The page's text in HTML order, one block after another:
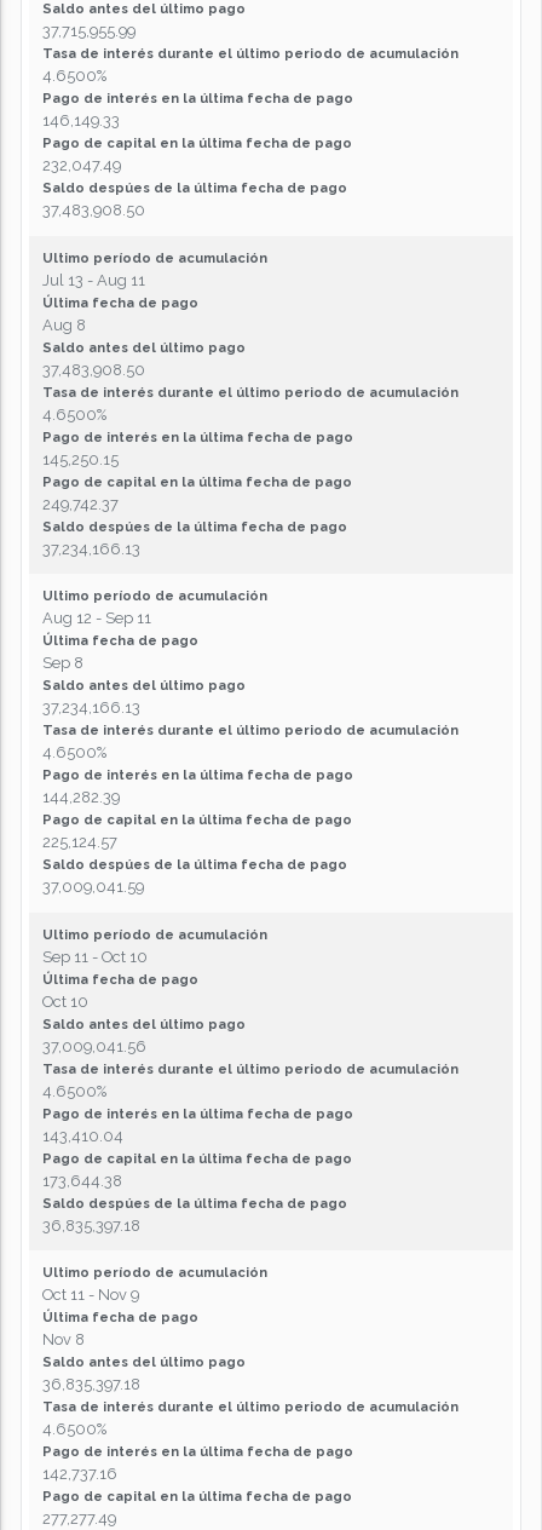
Saldo antes del último pago
37,715,955.99
Tasa de interés durante el último periodo de acumulación
4.6500%
Pago de interés en la última fecha de pago
146,149.33
Pago de capital en la última fecha de pago
232,047.49
Saldo despúes de la última fecha de pago
37,483,908.50
Ultimo período de acumulación
Jul 13 - Aug 11
Última fecha de pago
Aug 8
Saldo antes del último pago
37,483,908.50
Tasa de interés durante el último periodo de acumulación
4.6500%
Pago de interés en la última fecha de pago
145,250.15
Pago de capital en la última fecha de pago
249,742.37
Saldo despúes de la última fecha de pago
37,234,166.13
Ultimo período de acumulación
Aug 12 - Sep 11
Última fecha de pago
Sep 8
Saldo antes del último pago
37,234,166.13
Tasa de interés durante el último periodo de acumulación
4.6500%
Pago de interés en la última fecha de pago
144,282.39
Pago de capital en la última fecha de pago
225,124.57
Saldo despúes de la última fecha de pago
37,009,041.59
Ultimo período de acumulación
Sep 11 - Oct 10
Última fecha de pago
Oct 10
Saldo antes del último pago
37,009,041.56
Tasa de interés durante el último periodo de acumulación
4.6500%
Pago de interés en la última fecha de pago
143,410.04
Pago de capital en la última fecha de pago
173,644.38
Saldo despúes de la última fecha de pago
36,835,397.18
Ultimo período de acumulación
Oct 11 - Nov 9
Última fecha de pago
Nov 8
Saldo antes del último pago
36,835,397.18
Tasa de interés durante el último periodo de acumulación
4.6500%
Pago de interés en la última fecha de pago
142,737.16
Pago de capital en la última fecha de pago
277,277.49